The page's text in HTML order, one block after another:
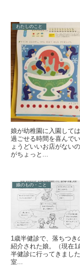
わたしのこと
娘が幼稚園に入園して
過ごせる時間を喜んで
ょうどいいお店がない
がちょっと...
娘のもの・こと
1歳半健診で、落ちつ
紹介された娘。（現在
半健診に行ってきまし
室...